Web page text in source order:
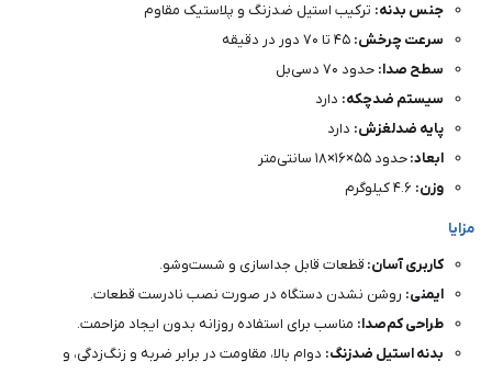
جنس بدنه: ترکیب استیل ضدزنگ و پلاستیک مقاوم
سرعت چرخش: ۴۵ تا ۷۰ دور در دقیقه
سطح صدا: حدود ۷۰ دسی‌بل
سیستم ضدچکه: دارد
پایه ضدلغزش: دارد
ابعاد:حدود ۵۵×۱۶×۱۸ سانتی‌متر
وزن:
مزایا
کاربری آسان: قطعات قابل جداسازی و شست‌وشو.
ایمنی: روشن نشدن دستگاه در صورت نصب نادرست قطعات.
طراحی کم‌صدا: مناسب برای استفاده روزانه بدون ایجاد مزاحمت.
بدنه استیل ضدزنگ: دوام بالا، مقاومت در برابر ضربه و زنگ‌زدگی، و